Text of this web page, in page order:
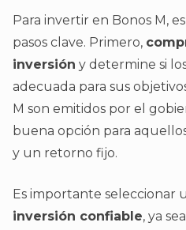
Para invertir en Bonos M,
pasos clave. Primero,
inversión y determine si
adecuada para sus
M son emitidos por el
buena opción para
y un retorno fijo.
Es importante seleccionar
inversión confiable, ya